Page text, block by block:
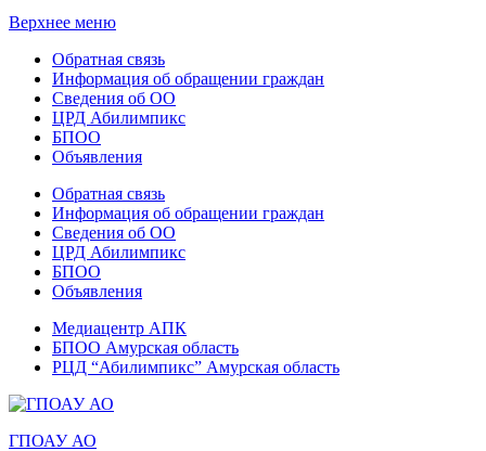
Верхнее меню
Обратная связь
Информация об обращении граждан
Сведения об ОО
ЦРД Абилимпикс
БПОО
Объявления
Обратная связь
Информация об обращении граждан
Сведения об ОО
ЦРД Абилимпикс
БПОО
Объявления
Медиацентр АПК
БПОО Амурская область
РЦД “Абилимпикс” Амурская область
ГПОАУ АО